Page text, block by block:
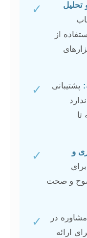
✓
تحلیل
از
✓
پشتیبانی
✓
و
و صحت
✓
مشاوره در
ارائه